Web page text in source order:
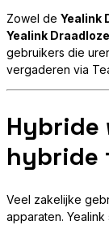
Zowel de Yealink
Yealink
gebruikers die
vergaderen via
Hybride
hybride
Veel zakelijke
apparaten.